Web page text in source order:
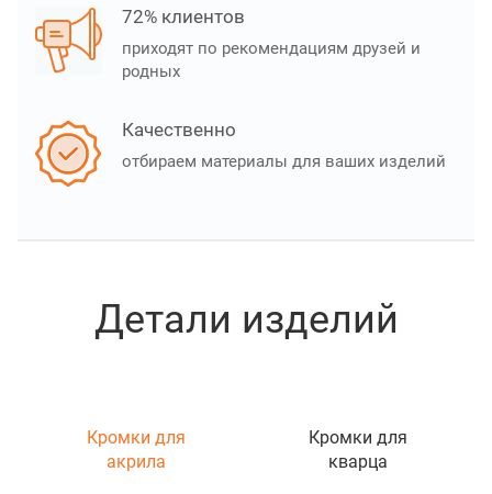
72% клиентов
приходят по рекомендациям друзей и
родных
Качественно
отбираем материалы для ваших изделий
Детали изделий
Кромки для
акрила
Кромки для
кварца